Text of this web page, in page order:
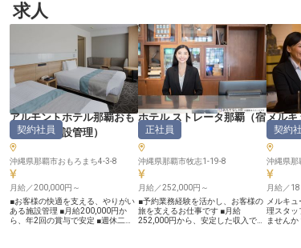
す！※2024年10月09日時点の情報
です
楽とのコラボレーション、リゾート
ウエディングなど、食を通じた感動
体験を創造しています！ お客様に
「また来たい」と思っていただける
ような、心に残るサービスを一緒に
作り上げていきましょう！ ーー
【あなたのアイデアと経験を活かせ
る環境です】 料飲部門のアシスタ
ントディレクター候補として、レス
トラン運営の数値管理やスタッフ育
成はもちろん、季節ごとのイベント
企画など幅広い業務に携わっていた
だきます！ 独身寮完備で住まいの
心配なく、沖縄での新生活をスター
トできます！従業員食堂の利用や施
設割引など、働きやすさを考えた福
利厚生も充実！ 家族パーティーや
スポーツイベントなど、チームの絆
を深める行事も多数あり、風通しの
良い職場環境です。あなたの経験と
アイデアで、リゾートホテルの魅力
くお仕事
わせに真
の想いを
す。 結
ネスシー
れられな
じられる
な気配り
の感動を
顔が直接
環境です。 ーー【経験を活か
安定と
これま
分に発揮
す。月給
し、昇給
頑張り
間程度の
間も大
食事手当
場完備
求人
アルモントホテル那覇おも
ろまち（施設管理）
契約社員
沖縄県那覇市おもろまち4-3-8
月給／200,000円～
■お客様の快適を支える、やりがい
ある施設管理 ■月給200,000円か
ら、年2回の賞与で安定 ■週休二日
ホテル ストレータ那覇 （宿
泊予約）
正社員
沖縄県那覇市牧志1-19-8
月給／252,000円～
■予約業務経験を活かし、お客様の
旅を支えるお仕事です ■月給
252,000円から、安定した収入で安
メルキ
覇（総
契約社
沖縄県那
月給／
メルキ
理スタッ
ません